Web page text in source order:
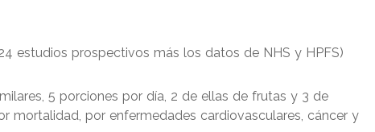
estudios prospectivos más los datos de NHS y HPFS)
5 porciones por día, 2 de ellas de frutas y 3 de
mortalidad, por enfermedades cardiovasculares, cáncer y